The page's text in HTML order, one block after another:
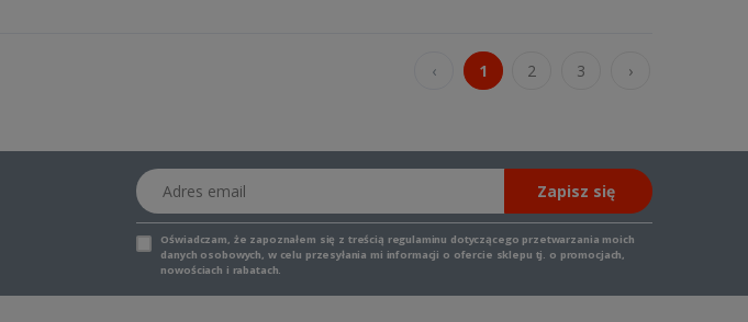
‹ 1 2 3 ›
Adres email
Zapisz się
Oświadczam, że zapoznałem się z treścią regulaminu dotyczącego przetwarzania moich
danych osobowych, w celu przesyłania mi informacji o ofercie sklepu tj. o promocjach,
nowościach i rabatach.